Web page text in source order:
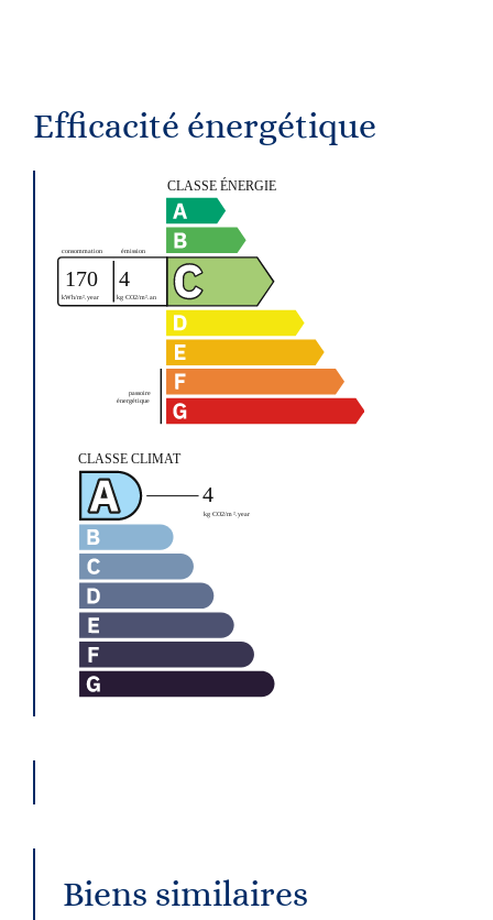
Efficacité énergétique
Biens similaires